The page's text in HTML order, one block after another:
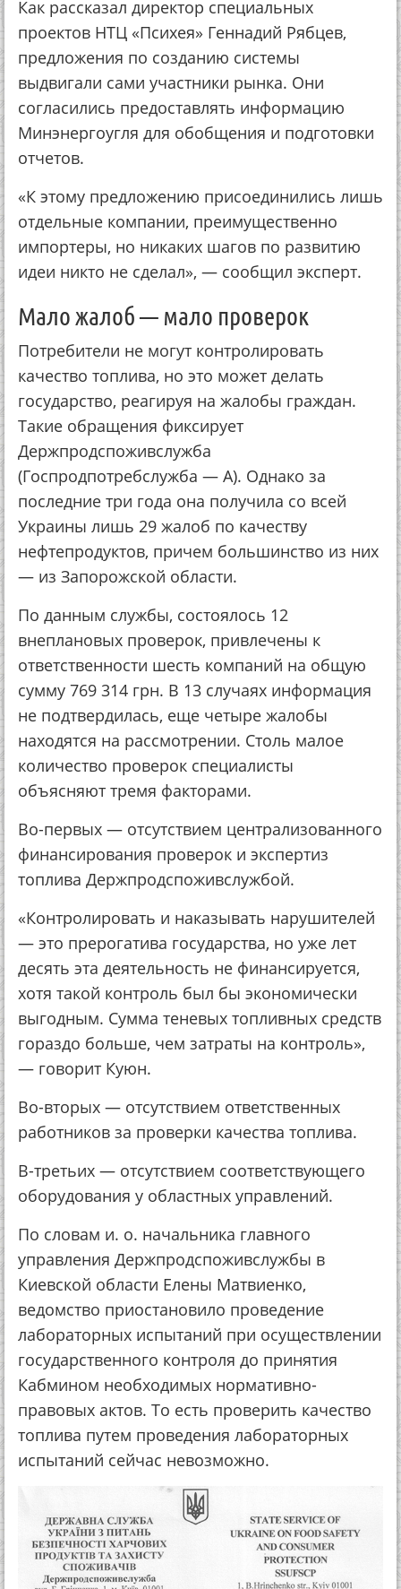
Как рассказал директор специальных
проектов НТЦ «Психея» Геннадий Рябцев,
предложения по созданию системы
выдвигали сами участники рынка. Они
согласились предоставлять информацию
Минэнергоугля для обобщения и подготовки
отчетов.
«К этому предложению присоединились лишь
отдельные компании, преимущественно
импортеры, но никаких шагов по развитию
идеи никто не сделал», — сообщил эксперт.
Мало жалоб — мало проверок
Потребители не могут контролировать
качество топлива, но это может делать
государство, реагируя на жалобы граждан.
Такие обращения фиксирует
Держпродспоживслужба
(Госпродпотребслужба — А). Однако за
последние три года она получила со всей
Украины лишь 29 жалоб по качеству
нефтепродуктов, причем большинство из них
— из Запорожской области.
По данным службы, состоялось 12
внеплановых проверок, привлечены к
ответственности шесть компаний на общую
сумму 769 314 грн. В 13 случаях информация
не подтвердилась, еще четыре жалобы
находятся на рассмотрении. Столь малое
количество проверок специалисты
объясняют тремя факторами.
Во-первых — отсутствием централизованного
финансирования проверок и экспертиз
топлива Держпродспоживслужбой.
«Контролировать и наказывать нарушителей
— это прерогатива государства, но уже лет
десять эта деятельность не финансируется,
хотя такой контроль был бы экономически
выгодным. Сумма теневых топливных средств
гораздо больше, чем затраты на контроль»,
— говорит Куюн.
Во-вторых — отсутствием ответственных
работников за проверки качества топлива.
В-третьих — отсутствием соответствующего
оборудования у областных управлений.
По словам и. о. начальника главного
управления Держпродспоживслужбы в
Киевской области Елены Матвиенко,
ведомство приостановило проведение
лабораторных испытаний при осуществлении
государственного контроля до принятия
Кабмином необходимых нормативно-
правовых актов. То есть проверить качество
топлива путем проведения лабораторных
испытаний сейчас невозможно.